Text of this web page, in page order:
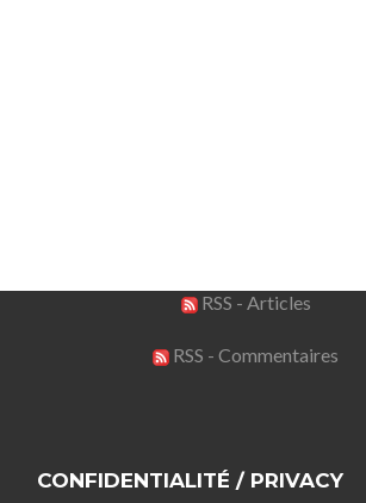
RSS - Articles
RSS - Commentaires
CONFIDENTIALITÉ / PRIVACY